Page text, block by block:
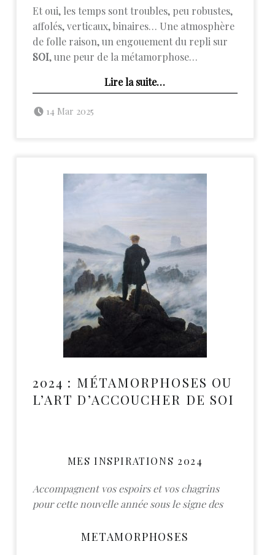
Et oui, les temps sont troubles, peu robustes,
affolés, verticaux, binaires… Une atmosphère
de folle raison, un engouement du repli sur
SOI, une peur de la métamorphose…
Lire la suite…
14 Mar 2025
2024 : MÉTAMORPHOSES OU
L’ART D’ACCOUCHER DE SOI
MES INSPIRATIONS 2024
Accompagnent vos espoirs et vos chagrins
pour cette nouvelle année sous le signe des
METAMORPHOSES